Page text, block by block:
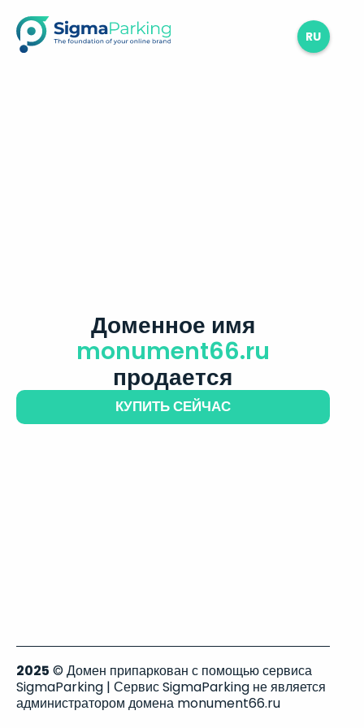
RU
Доменное имя
monument66.ru
продается
КУПИТЬ СЕЙЧАС
2025 © Домен припаркован с помощью сервиса
SigmaParking | Сервис SigmaParking не является
администратором домена monument66.ru